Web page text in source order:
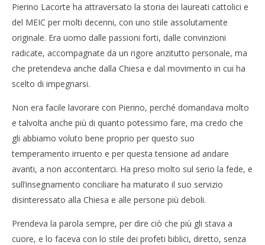
Pierino Lacorte ha attraversato la storia dei laureati cattolici e
del MEIC per molti decenni, con uno stile assolutamente
originale. Era uomo dalle passioni forti, dalle convinzioni
radicate, accompagnate da un rigore anzitutto personale, ma
che pretendeva anche dalla Chiesa e dal movimento in cui ha
scelto di impegnarsi.
Non era facile lavorare con Pierino, perché domandava molto
e talvolta anche più di quanto potessimo fare, ma credo che
gli abbiamo voluto bene proprio per questo suo
temperamento irruento e per questa tensione ad andare
avanti, a non accontentarci. Ha preso molto sul serio la fede, e
sull’insegnamento conciliare ha maturato il suo servizio
disinteressato alla Chiesa e alle persone più deboli.
Prendeva la parola sempre, per dire ciò che più gli stava a
cuore, e lo faceva con lo stile dei profeti biblici, diretto, senza